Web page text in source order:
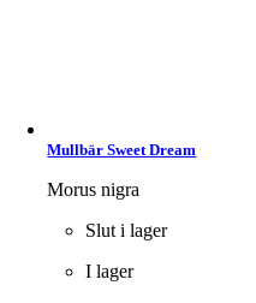
Mullbär Sweet Dream
Morus nigra
Slut i lager
I lager